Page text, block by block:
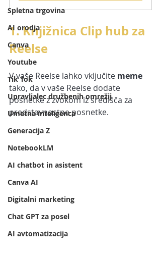
Spletna trgovina
AI orodja
Canva
Youtube
Tik Tok
Upravljalec družbenih omrežij
Umetna inteligenca
Generacija Z
NotebookLM
AI chatbot in asistent
Canva AI
Digitalni marketing
Chat GPT za posel
AI avtomatizacija
1. Knjižnica Clip hub za
Reelse
V vaše Reelse lahko vključite meme
tako, da v vaše Reelse dodate
posnetke z zvokom iz središča za
predstavnostne posnetke.